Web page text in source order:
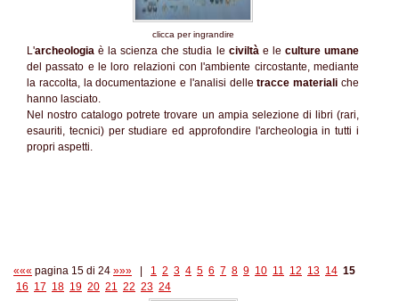
clicca per ingrandire
L'archeologia è la scienza che studia le civiltàe le culture umane
del passato e le loro relazioni con l'ambiente circostante, mediante
la raccolta, la documentazione e l'analisi delletracce materiali che
hanno lasciato.
Nel nostro catalogo potrete trovare un ampia selezione di libri (rari,
esauriti, tecnici) per studiare ed approfondire l'archeologia in tutti i
propri aspetti.
««« pagina 15 di 24 »»» 1 2 3 4 5 6 7 8 9 10 11 12 13 14 15
16 17 18 19 20 21 22 23 24